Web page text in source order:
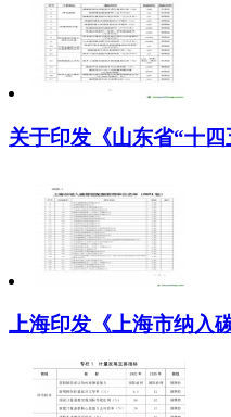
关于印发《山东省“十
上海印发《上海市纳入